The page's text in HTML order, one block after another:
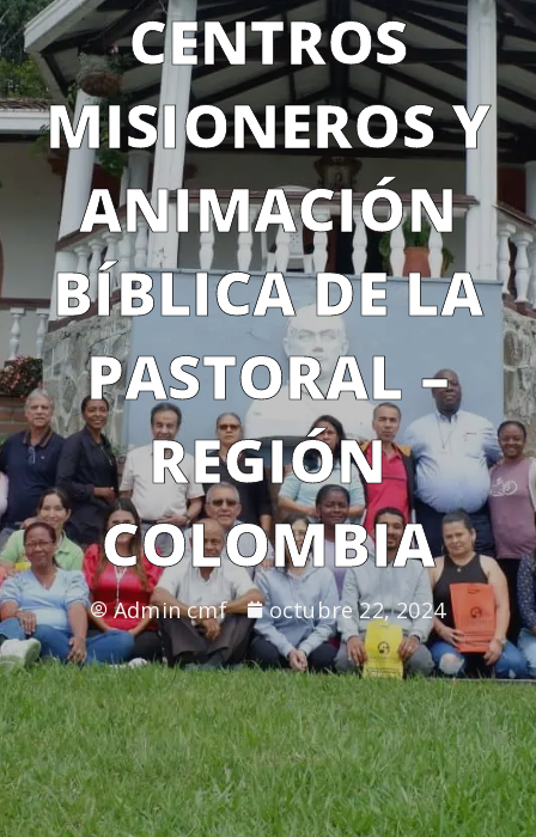
CENTROS
MISIONEROS Y
ANIMACIÓN
BÍBLICA DE LA
PASTORAL –
REGIÓN
COLOMBIA
Admin cmf octubre 22, 2024